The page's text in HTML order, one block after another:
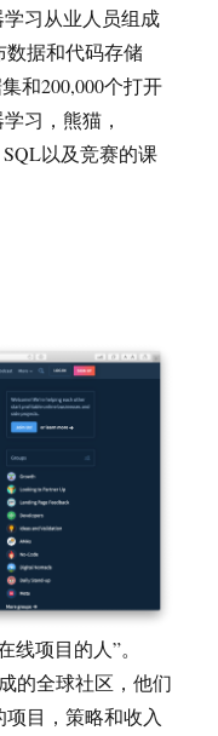
习从业人员组成
据和代码存储
和200,000个打开
习，熊猫，
以及竞赛的课
项目的人”。
的全球社区，他们
目，策略和收入